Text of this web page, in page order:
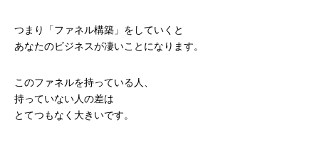
つまり「ファネル構築」をしていくと
あなたのビジネスが凄いことになります。
このファネルを持っている人、
持っていない人の差は
とてつもなく大きいです。